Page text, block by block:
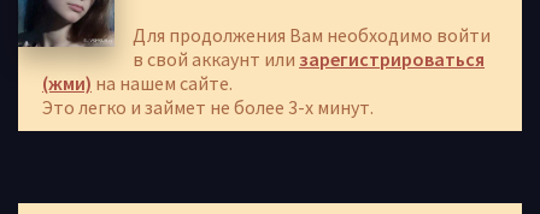
Для продолжения Вам необходимо войти
в свой аккаунт или зарегистрироваться
(жми) на нашем сайте.
Это легко и займет не более 3-х минут.